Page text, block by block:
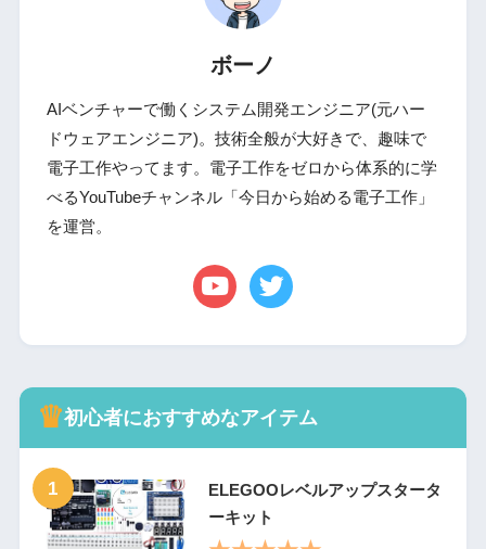
ボーノ
AIベンチャーで働くシステム開発エンジニア(元ハー
ドウェアエンジニア)。技術全般が大好きで、趣味で
電子工作やってます。電子工作をゼロから体系的に学
べるYouTubeチャンネル「今日から始める電子工作」
を運営。
♛初心者におすすめなアイテム
1
ELEGOOレベルアップスタータ
ーキット